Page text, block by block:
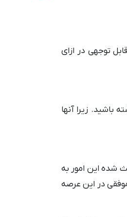
توجهی در ازای
باشید. زیرا آنها
شده این امور به
در این عرصه